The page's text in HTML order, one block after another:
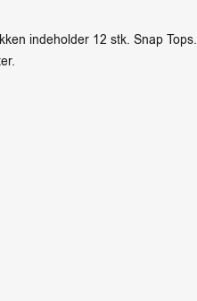
indeholder 12 stk. Snap Tops.